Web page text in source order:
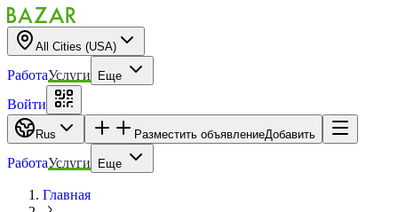
All Cities (USA)
РаботаУслуги Еще
Войти
Rus Разместить объявлениеДобавить
РаботаУслуги Еще
Главная